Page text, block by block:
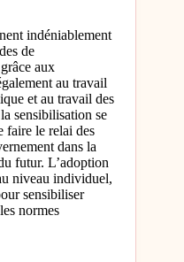
indéniablement
de
aux
au travail
et au travail des
sensibilisation se
faire le relai des
dans la
futur. L’adoption
niveau individuel,
sensibiliser
normes